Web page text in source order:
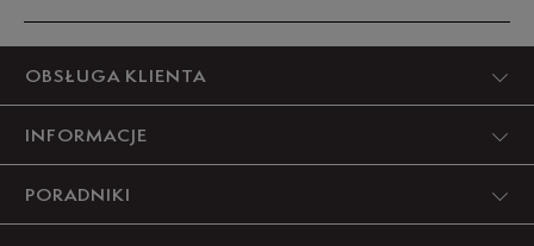
45 29 cm Powiadom o dostępności
45,5 29,5 cm Powiadom o dostępności
OBSŁUGA KLIENTA
INFORMACJE
PORADNIKI